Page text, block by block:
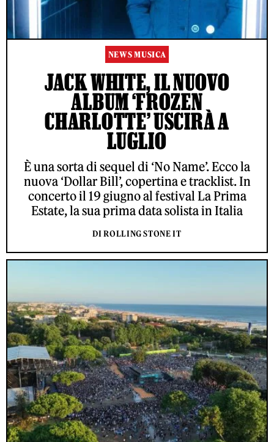
NEWS MUSICA
JACK WHITE, IL NUOVO
ALBUM ‘FROZEN
CHARLOTTE’ USCIRÀ A
LUGLIO
È una sorta di sequel di ‘No Name’. Ecco la
nuova ‘Dollar Bill’, copertina e tracklist. In
concerto il 19 giugno al festival La Prima
Estate, la sua prima data solista in Italia
DI ROLLING STONE IT